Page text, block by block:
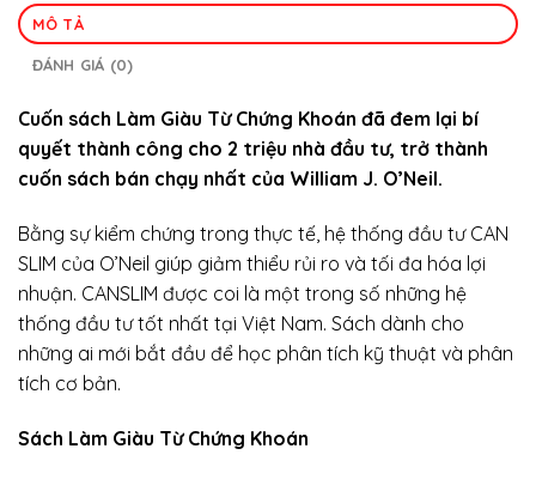
MÔ TẢ
ĐÁNH GIÁ (0)
Cuốn sách Làm Giàu Từ Chứng Khoán đã đem lại bí
quyết thành công cho 2 triệu nhà đầu tư, trở thành
cuốn sách bán chạy nhất của William J. O’Neil.
Bằng sự kiểm chứng trong thực tế, hệ thống đầu tư CAN
SLIM của O’Neil giúp giảm thiểu rủi ro và tối đa hóa lợi
nhuận. CANSLIM được coi là một trong số những hệ
thống đầu tư tốt nhất tại Việt Nam. Sách dành cho
những ai mới bắt đầu để học phân tích kỹ thuật và phân
tích cơ bản.
Sách Làm Giàu Từ Chứng Khoán